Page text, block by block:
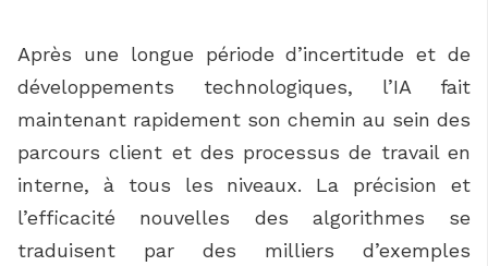
Après une longue période d’incertitude et de
développements technologiques, l’IA fait
maintenant rapidement son chemin au sein des
parcours client et des processus de travail en
interne, à tous les niveaux. La précision et
l’efficacité nouvelles des algorithmes se
traduisent par des milliers d’exemples